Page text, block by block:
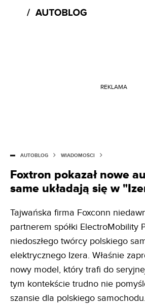
REKLAMA
AUTOBLOG WIADOMOŚCI
Foxtron pokazał nowe
same układają się w
Tajwańska firma Foxconn
partnerem spółki ElectroMobility
niedoszłego twórcy polskiego
elektrycznego Izera. Właśnie
nowy model, który trafi do
tym kontekście trudno nie
szansie dla polskiego samochodu.